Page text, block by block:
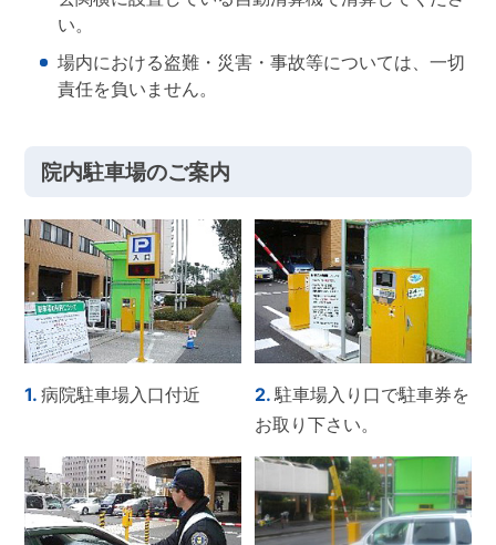
い。
場内における盗難・災害・事故等については、一切
責任を負いません。
院内駐車場のご案内
1.病院駐車場入口付近 2.駐車場入り口で駐車券を
お取り下さい。